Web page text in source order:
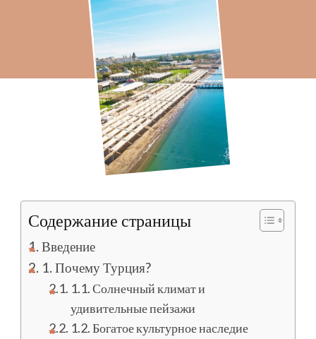
Содержание страницы
Введение
1. Почему Турция?
1.1. Солнечный климат и
удивительные пейзажи
1.2. Богатое культурное наследие